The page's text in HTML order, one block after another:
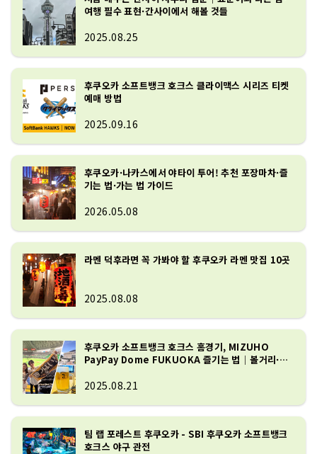
여행 필수 표현·간사이에서 해볼 것들
2025.08.25
후쿠오카 소프트뱅크 호크스 클라이맥스 시리즈 티켓
예매 방법
2025.09.16
후쿠오카·나카스에서 야타이 투어! 추천 포장마차·즐
기는 법·가는 법 가이드
2026.05.08
라멘 덕후라면 꼭 가봐야 할 후쿠오카 라멘 맛집 10곳
2025.08.08
후쿠오카 소프트뱅크 호크스 홈경기, MIZUHO
PayPay Dome FUKUOKA 즐기는 법｜볼거리·먹
2025.08.21
팀 랩 포레스트 후쿠오카 - SBI 후쿠오카 소프트뱅크
호크스 야구 관전